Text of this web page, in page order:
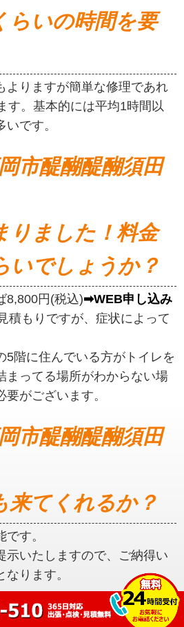
らいの時間を要
よりますが簡単な修理であれ
す。基本的には平均1時間以
です。
市醍醐醍醐須田
りました！料金
いでしょうか？
8,800円(税込)➡WEB申し込み
積もりですが、症状によって
5階に住んでいる方がトイレを
まってる場所がわからない場
がございます。
市醍醐醍醐須田
来てくれるか？
す。
示いたしますので、ご納得い
ります。
市醍醐醍醐須田